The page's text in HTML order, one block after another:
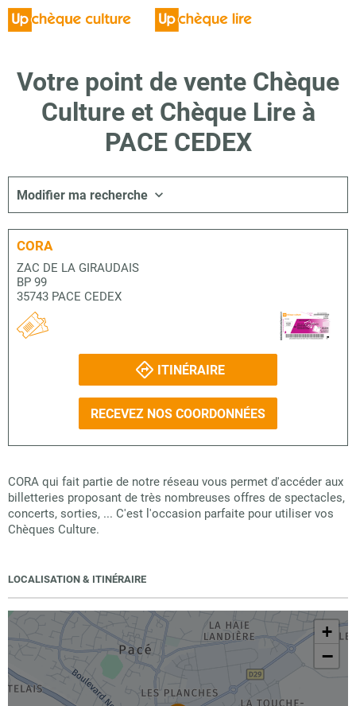
Votre point de vente Chèque
Culture et Chèque Lire à
PACE CEDEX
Modifier ma recherche
CORA
ZAC DE LA GIRAUDAIS
BP 99
35743 PACE CEDEX
ITINÉRAIRE
RECEVEZ NOS COORDONNÉES
CORA qui fait partie de notre réseau vous permet d'accéder aux
billetteries proposant de très nombreuses offres de spectacles,
concerts, sorties, ... C'est l'occasion parfaite pour utiliser vos
Chèques Culture.
LOCALISATION & ITINÉRAIRE
+
−